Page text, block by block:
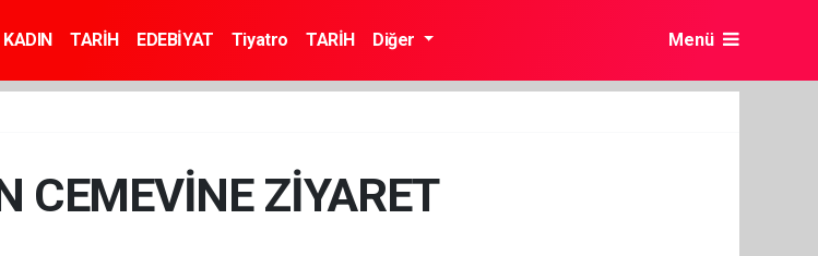
KADIN TARİH EDEBİYAT Tiyatro TARİH Diğer Menü
CEMEVİNE ZİYARET